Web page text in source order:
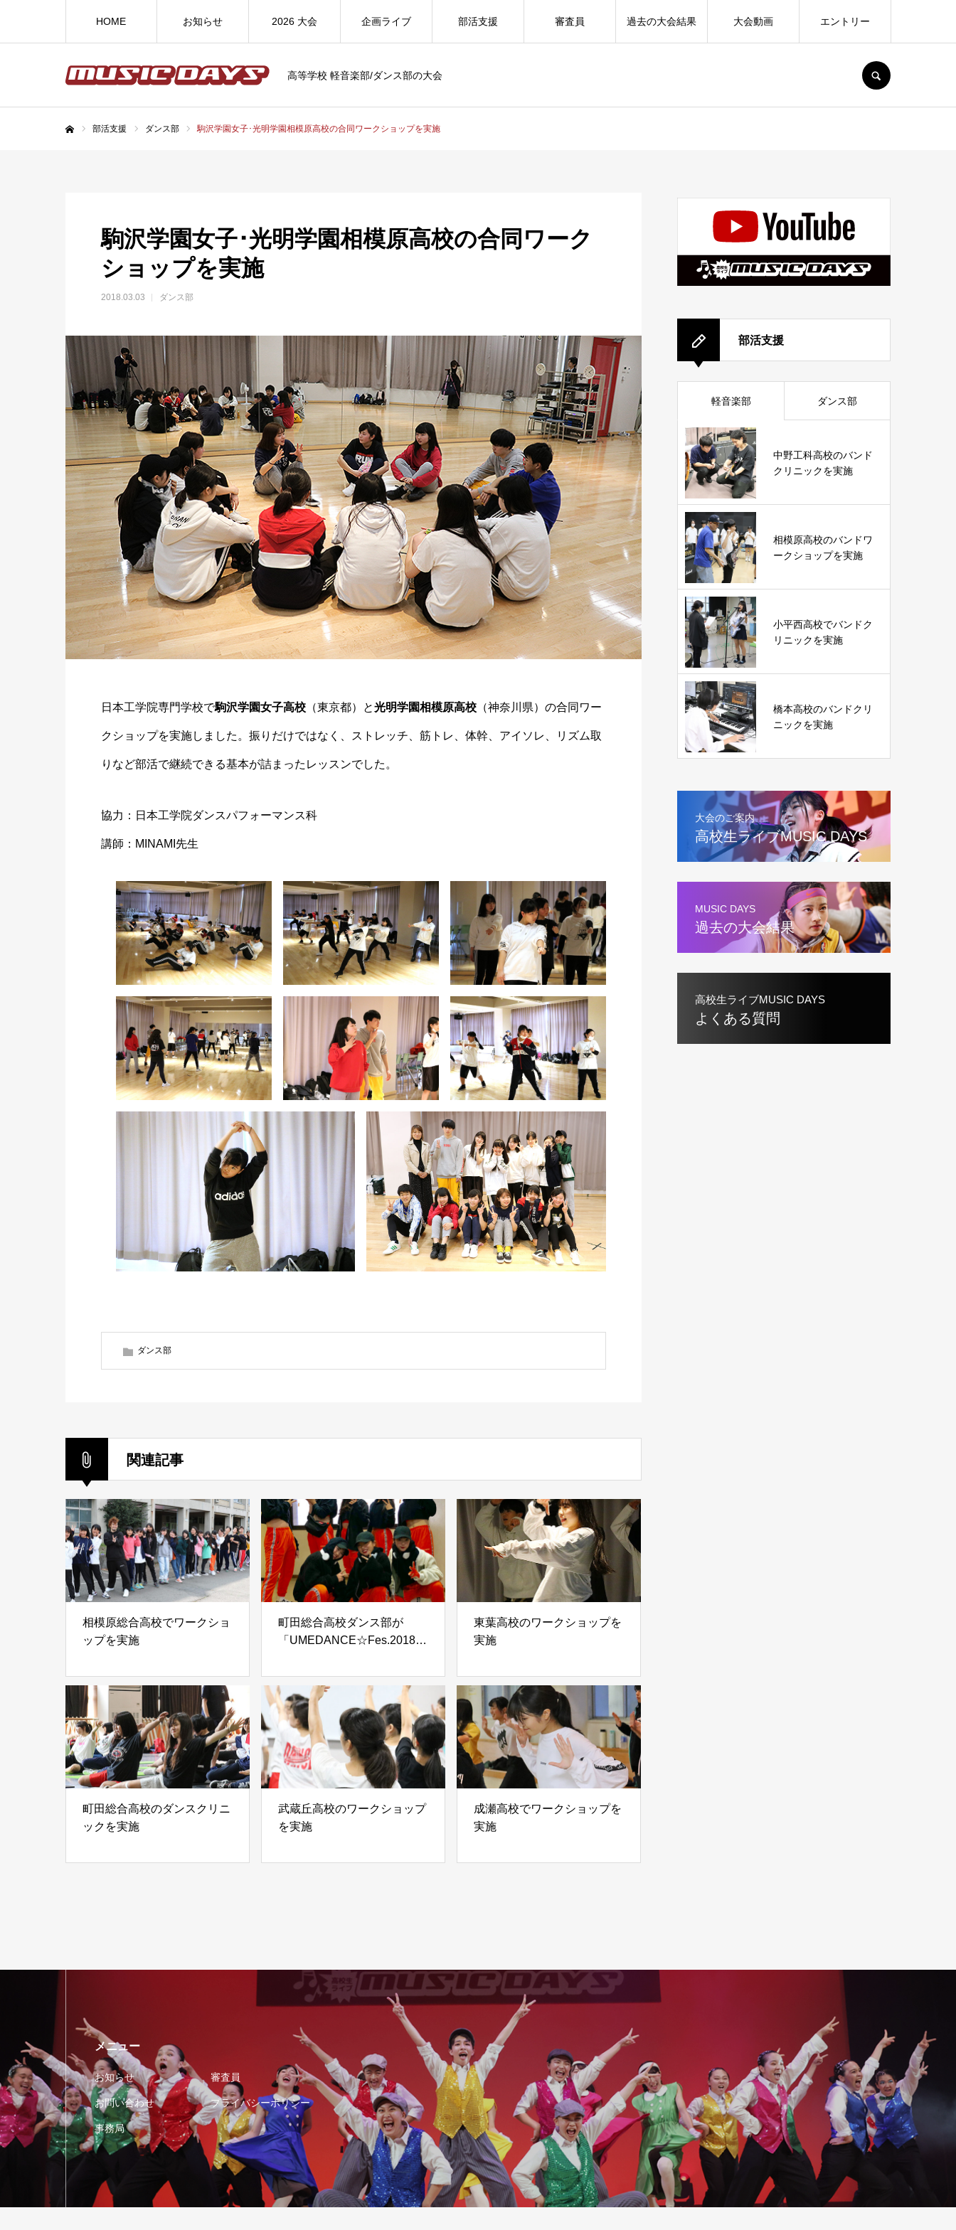
高等学校 軽音楽部/ダンス部の大会
HOME お知らせ 2026 大会 企画ライブ 部活支援 審査員 過去の大会結果 大会動画 エントリー
部活支援 ダンス部 駒沢学園女子･光明学園相模原高校の合同ワークショップを実施
駒沢学園女子･光明学園相模原高校の合同ワーク
ショップを実施
2018.03.03 ダンス部
日本工学院専門学校で駒沢学園女子高校 （東京都）と光明学園相模原高校 （神奈川県）の合同ワー
クショップを実施しました。振りだけではなく、ストレッチ、筋トレ、体幹、アイソレ、リズム取
りなど部活で継続できる基本が詰まったレッスンでした。
協力：日本工学院ダンスパフォーマンス科
講師：MINAMI先生
ダンス部
関連記事
相模原総合高校でワークショ
ップを実施
町田総合高校ダンス部が
「UMEDANCE☆Fes.2018」
東葉高校のワークショップを
実施
町田総合高校のダンスクリニ
ックを実施
武蔵丘高校のワークショップ
を実施
成瀬高校でワークショップを
実施
部活支援
軽音楽部 ダンス部
中野工科高校のバンド
クリニックを実施
相模原高校のバンドワ
ークショップを実施
小平西高校でバンドク
リニックを実施
橋本高校のバンドクリ
ニックを実施
大会のご案内
高校生ライブMUSIC DAYS
MUSIC DAYS
過去の大会結果
高校生ライブMUSIC DAYS
よくある質問
メニュー
お知らせ 審査員
お問い合わせ プライバシーポリシー
事務局